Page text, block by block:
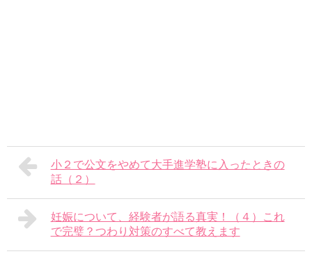
小２で公文をやめて大手進学塾に入ったときの
話（２）
妊娠について、経験者が語る真実！（４）これ
で完璧？つわり対策のすべて教えます